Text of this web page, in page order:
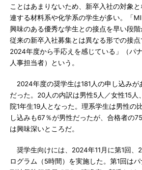
ことはあまりないため、新卒入社の対象
連する材料系や化学系の学生が多い。「
興味のある優秀な学生との接点を早い段階
従来の新卒入社募集とは異なる形での接
2024年度から手応えを感じている」（パ
人事担当者）という。
2024年度の奨学生は181人の申し込みが
だった。20人の内訳は男性5人／女性15人
院1年生19人となった。理系学生は男性の
し込みも67％が男性だったが、合格者の
は興味深いところだ。
奨学生向けには、2024年11月に第1回、
ログラム（5時間）を実施した。第1回は